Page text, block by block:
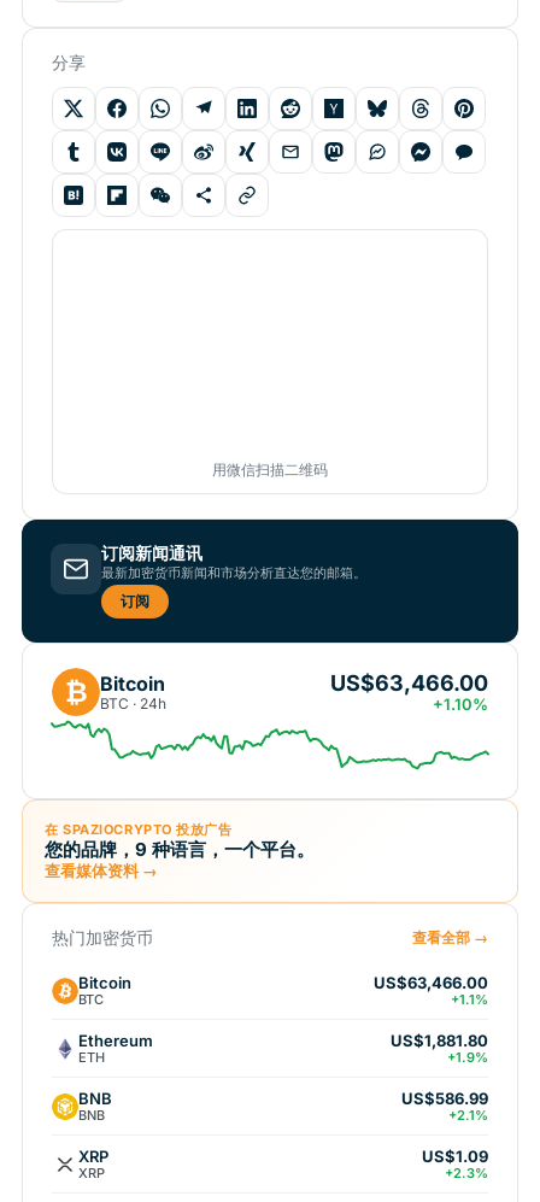
分享
用微信扫描二维码
订阅新闻通讯
最新加密货币新闻和市场分析直达您的邮箱。
订阅
₿ Bitcoin
BTC · 24h
US$63,466.00
+1.10%
在 SPAZIOCRYPTO 投放广告
您的品牌，9 种语言，一个平台。
查看媒体资料 →
热门加密货币 查看全部 →
Bitcoin
BTC
US$63,466.00
+1.1%
Ethereum
ETH
US$1,881.80
+1.9%
BNB
BNB
US$586.99
+2.1%
XRP
XRP
US$1.09
+2.3%